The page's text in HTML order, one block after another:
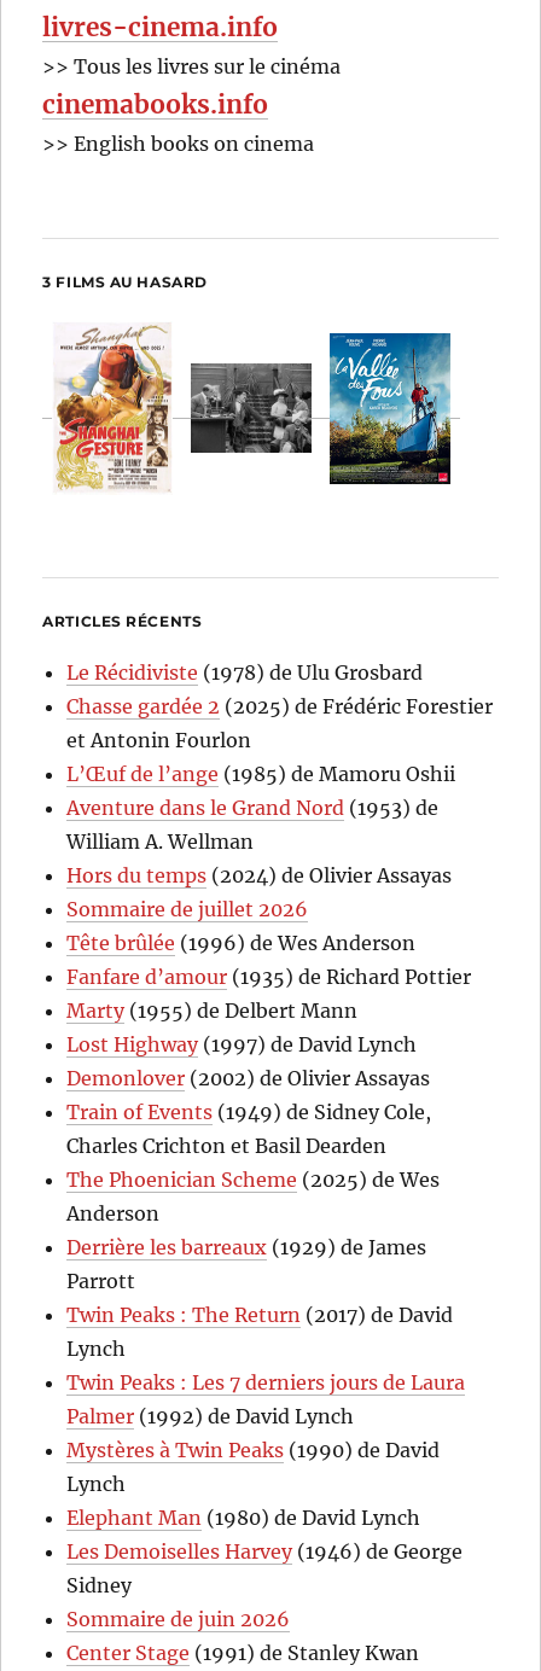
livres-cinema.info
>> Tous les livres sur le cinéma
cinemabooks.info
>> English books on cinema
3 FILMS AU HASARD
ARTICLES RÉCENTS
Le Récidiviste (1978) de Ulu Grosbard
Chasse gardée 2 (2025) de Frédéric Forestier
et Antonin Fourlon
L’Œuf de l’ange (1985) de Mamoru Oshii
Aventure dans le Grand Nord (1953) de
William A. Wellman
Hors du temps (2024) de Olivier Assayas
Sommaire de juillet 2026
Tête brûlée (1996) de Wes Anderson
Fanfare d’amour (1935) de Richard Pottier
Marty(1955) de Delbert Mann
Lost Highway(1997) de David Lynch
Demonlover (2002) de Olivier Assayas
Train of Events (1949) de Sidney Cole,
Charles Crichton et Basil Dearden
The Phoenician Scheme (2025) de Wes
Anderson
Derrière les barreaux (1929) de James
Parrott
Twin Peaks : The Return (2017) de David
Lynch
Twin Peaks : Les 7 derniers jours de Laura
Palmer (1992) de David Lynch
Mystères à Twin Peaks (1990) de David
Lynch
Elephant Man (1980) de David Lynch
Les Demoiselles Harvey(1946) de George
Sidney
Sommaire de juin 2026
Center Stage (1991) de Stanley Kwan